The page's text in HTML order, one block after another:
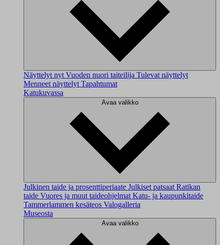
Näyttelyt nyt Vuoden nuori taiteilija Tulevat näyttelyt
Menneet näyttelyt Tapahtumat
Katukuvassa
Avaa valikko
Julkinen taide ja prosenttiperiaate Julkiset patsaat Ratikan
taide Vuores ja muut taideohjelmat Katu- ja kaupunkitaide
Tammerlammen kesäteos Valogalleria
Museosta
Avaa valikko